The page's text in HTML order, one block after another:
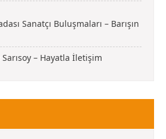
Sanatçı Buluşmaları – Barışın
– Hayatla İletişim